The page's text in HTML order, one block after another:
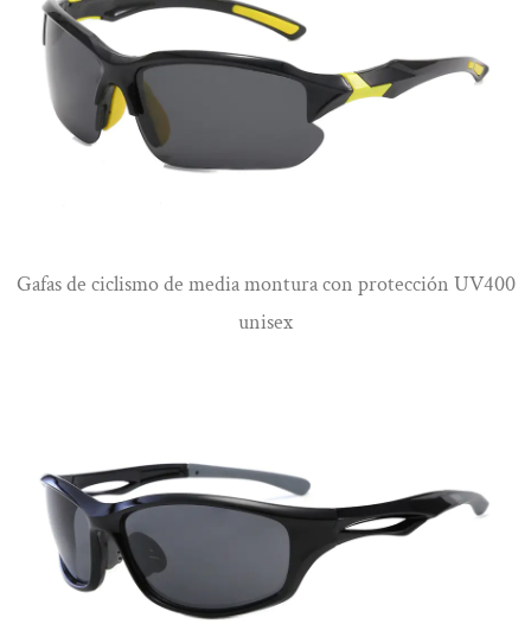
Gafas de ciclismo de media montura con protección UV400
unisex
Ver más